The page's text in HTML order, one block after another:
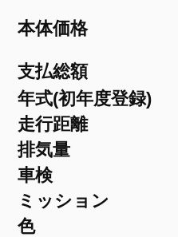
本体価格
支払総額
年式(初年度登録)
走行距離
排気量
車検
ミッション
色